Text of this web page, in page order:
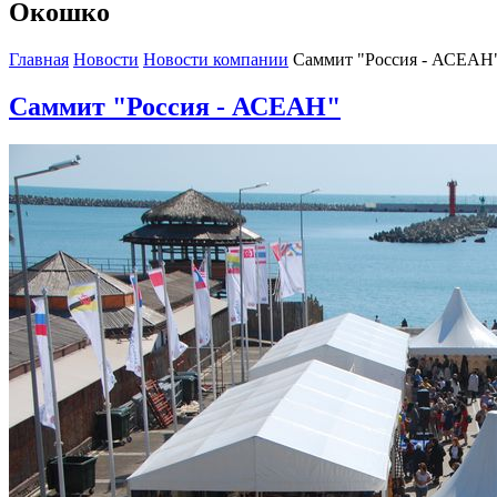
Окошко
Главная Новости Новости компании Саммит "Россия -
Саммит "Россия - АСЕАН"